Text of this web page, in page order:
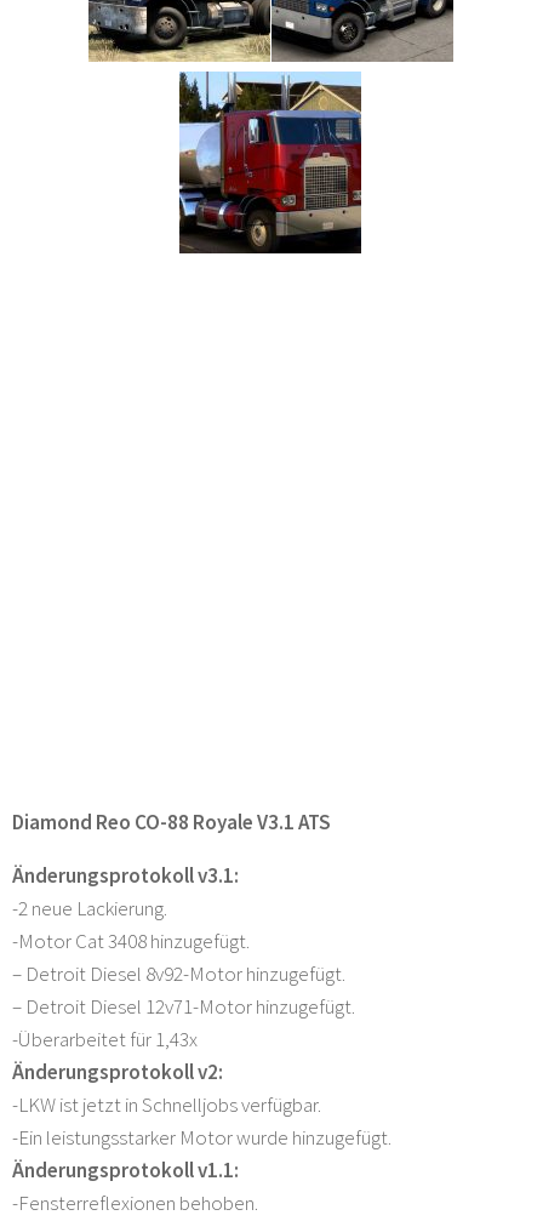
Diamond Reo CO-88 Royale V3.1 ATS
Änderungsprotokoll v3.1:
-2 neue Lackierung.
-Motor Cat 3408 hinzugefügt.
– Detroit Diesel 8v92-Motor hinzugefügt.
– Detroit Diesel 12v71-Motor hinzugefügt.
-Überarbeitet für 1,43x
Änderungsprotokoll v2:
-LKW ist jetzt in Schnelljobs verfügbar.
-Ein leistungsstarker Motor wurde hinzugefügt.
Änderungsprotokoll v1.1:
-Fensterreflexionen behoben.